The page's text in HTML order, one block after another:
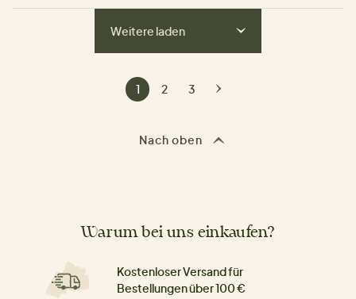
Nach oben
Weitere laden
1 2 3
Warum bei uns einkaufen?
Kostenloser Versand für
Bestellungen über 100 €